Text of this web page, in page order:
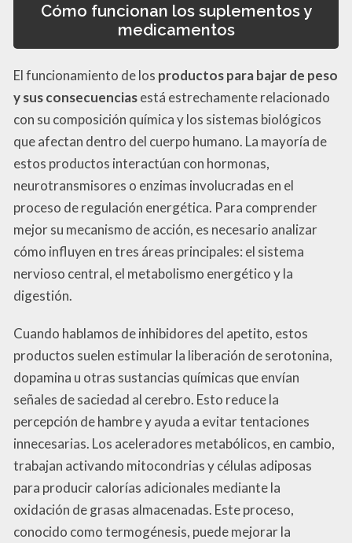
Cómo funcionan los suplementos y
medicamentos
El funcionamiento de los productos para bajar de peso
y sus consecuenciasestá estrechamente relacionado
con su composición química y los sistemas biológicos
que afectan dentro del cuerpo humano. La mayoría de
estos productos interactúan con hormonas,
neurotransmisores o enzimas involucradas en el
proceso de regulación energética. Para comprender
mejor su mecanismo de acción, es necesario analizar
cómo influyen en tres áreas principales: el sistema
nervioso central, el metabolismo energético y la
digestión.
Cuando hablamos de inhibidores del apetito, estos
productos suelen estimular la liberación de serotonina,
dopamina u otras sustancias químicas que envían
señales de saciedad al cerebro. Esto reduce la
percepción de hambre y ayuda a evitar tentaciones
innecesarias. Los aceleradores metabólicos, en cambio,
trabajan activando mitocondrias y células adiposas
para producir calorías adicionales mediante la
oxidación de grasas almacenadas. Este proceso,
conocido como termogénesis, puede mejorar la